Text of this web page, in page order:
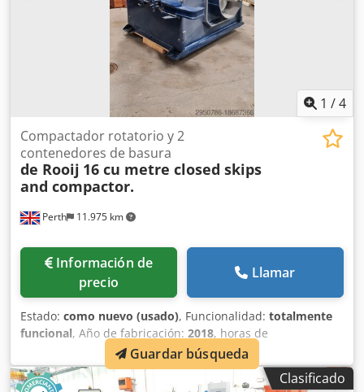
1 /4
Perth 11.975 km
Compactador rotatorio y 2
contenedores de basura
de Rooij 16 cu metre closed skips
and compactor.
Información de
precio
Llamar
Estado: como nuevo (usado), Funcionalidad: totalmente
funcional, Año de fabricación: 2018, horas de
74 h, número de máquina/vehículo:
/ P1551, Compactador de tornillo y dos unidades de
contenedores cerrados de 16 m3, todos fabricados según
Clasificado
Guardar búsqueda